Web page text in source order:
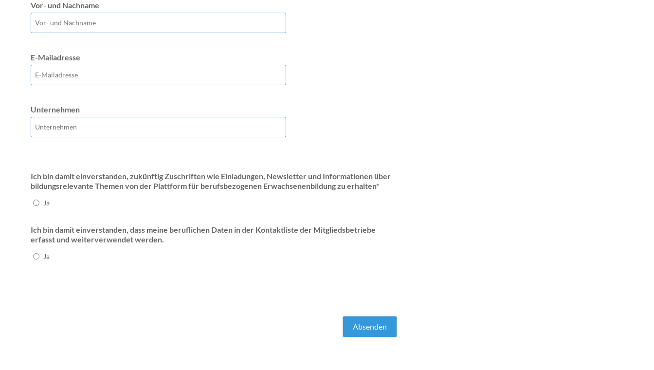
Vor- und Nachname
E-Mailadresse
Unternehmen
Ich bin damit einverstanden, zukünftig Zuschriften wie Einladungen, Newsletter und Informationen über
bildungsrelevante Themen von der Plattform für berufsbezogenen Erwachsenenbildung zu erhalten*
Ja
Ich bin damit einverstanden, dass meine beruflichen Daten in der Kontaktliste der Mitgliedsbetriebe
erfasst und weiterverwendet werden.
Ja